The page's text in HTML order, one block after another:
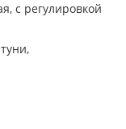
с регулировкой